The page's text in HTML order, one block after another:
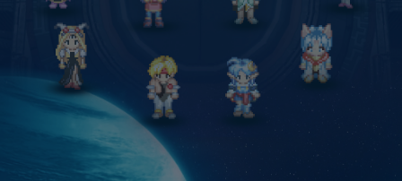
13人の仲間キャラクターや十賢者など、24種がセット
になった豪華なコレクションボックスです。一緒に飾る
ことができる背景パーツ同梱。